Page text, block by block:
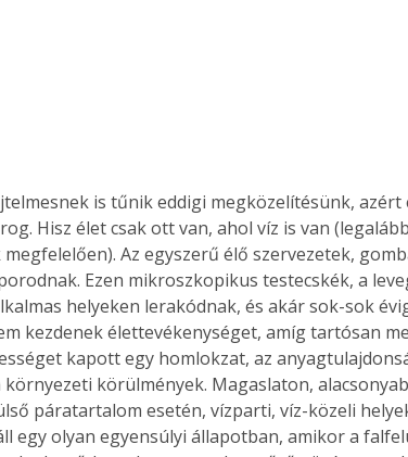
Gyógyító növények: a
természet kincsei az
is tűnik eddigi megközelítésünk,
Hisz élet csak ott van, ahol víz is van
Az egyszerű élő szervezetek,
Ezen mikroszkopikus testecskék, a
helyeken lerakódnak, és akár sok-sok évig
kezdenek élettevékenységet, amíg tartósan
kapott egy homlokzat, az
környezeti körülmények. Magaslaton,
páratartalom esetén, vízparti, víz-közeli
egy olyan egyensúlyi állapotban, amikor a